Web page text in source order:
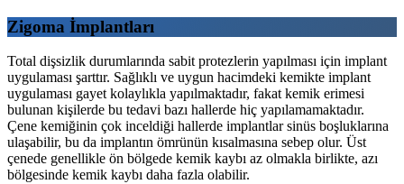
Zigoma İmplantları
Total dişsizlik durumlarında sabit protezlerin yapılması için implant
uygulaması şarttır. Sağlıklı ve uygun hacimdeki kemikte implant
uygulaması gayet kolaylıkla yapılmaktadır, fakat kemik erimesi
bulunan kişilerde bu tedavi bazı hallerde hiç yapılamamaktadır.
Çene kemiğinin çok inceldiği hallerde implantlar sinüs boşluklarına
ulaşabilir, bu da implantın ömrünün kısalmasına sebep olur. Üst
çenede genellikle ön bölgede kemik kaybı az olmakla birlikte, azı
bölgesinde kemik kaybı daha fazla olabilir.